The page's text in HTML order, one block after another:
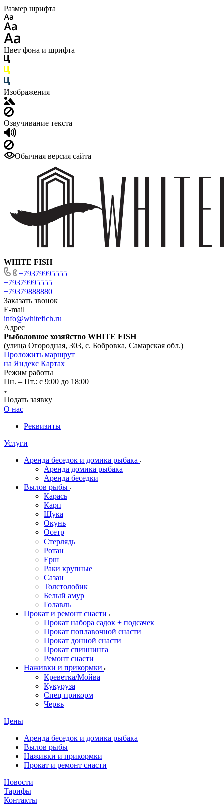
Размер шрифта
Цвет фона и шрифта
Изображения
Озвучивание текста
Обычная версия сайта
WHITE FISH
+79379995555
+79379995555
+79379888880
Заказать звонок
E-mail
info@whitefich.ru
Адрес
Рыболовное хозяйство WHITE FISH
(улица Огородная, 303, с. Бобровка, Самарская обл.)
Проложить маршрут
на Яндекс Картах
Режим работы
Пн. – Пт.: с 9:00 до 18:00
Подать заявку
О нас
Реквизиты
Услуги
Аренда беседок и домика рыбака
Аренда домика рыбака
Аренда беседки
Вылов рыбы
Карась
Карп
Щука
Окунь
Осетр
Стерлядь
Ротан
Ерш
Раки крупные
Сазан
Толстолобик
Белый амур
Голавль
Прокат и ремонт снасти
Прокат набора садок + подсачек
Прокат поплавочной снасти
Прокат донной снасти
Прокат спиннинга
Ремонт снасти
Наживки и прикормки
Креветка/Мойва
Кукуруза
Спец прикорм
Червь
Цены
Аренда беседок и домика рыбака
Вылов рыбы
Наживки и прикормки
Прокат и ремонт снасти
Новости
Тарифы
Контакты